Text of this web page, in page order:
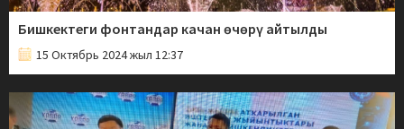
Бишкектеги фонтандар качан өчөрү айтылды
15 Октябрь 2024 жыл 12:37